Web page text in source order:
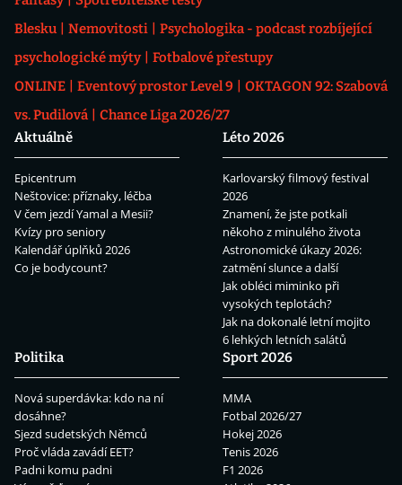
Blesku
Nemovitosti
Psychologika - podcast rozbíjející
psychologické mýty
Fotbalové přestupy
ONLINE
Eventový prostor Level 9
OKTAGON 92: Szabová
vs. Pudilová
Chance Liga 2026/27
Aktuálně
Epicentrum
Neštovice: příznaky, léčba
V čem jezdí Yamal a Mesii?
Kvízy pro seniory
Kalendář úplňků 2026
Co je bodycount?
Léto 2026
Karlovarský filmový festival
2026
Znamení, že jste potkali
někoho z minulého života
Astronomické úkazy 2026:
zatmění slunce a další
Jak obléci miminko při
vysokých teplotách?
Jak na dokonalé letní mojito
6 lehkých letních salátů
Politika
Nová superdávka: kdo na ní
dosáhne?
Sjezd sudetských Němců
Proč vláda zavádí EET?
Padni komu padni
Sport 2026
MMA
Fotbal 2026/27
Hokej 2026
Tenis 2026
F1 2026